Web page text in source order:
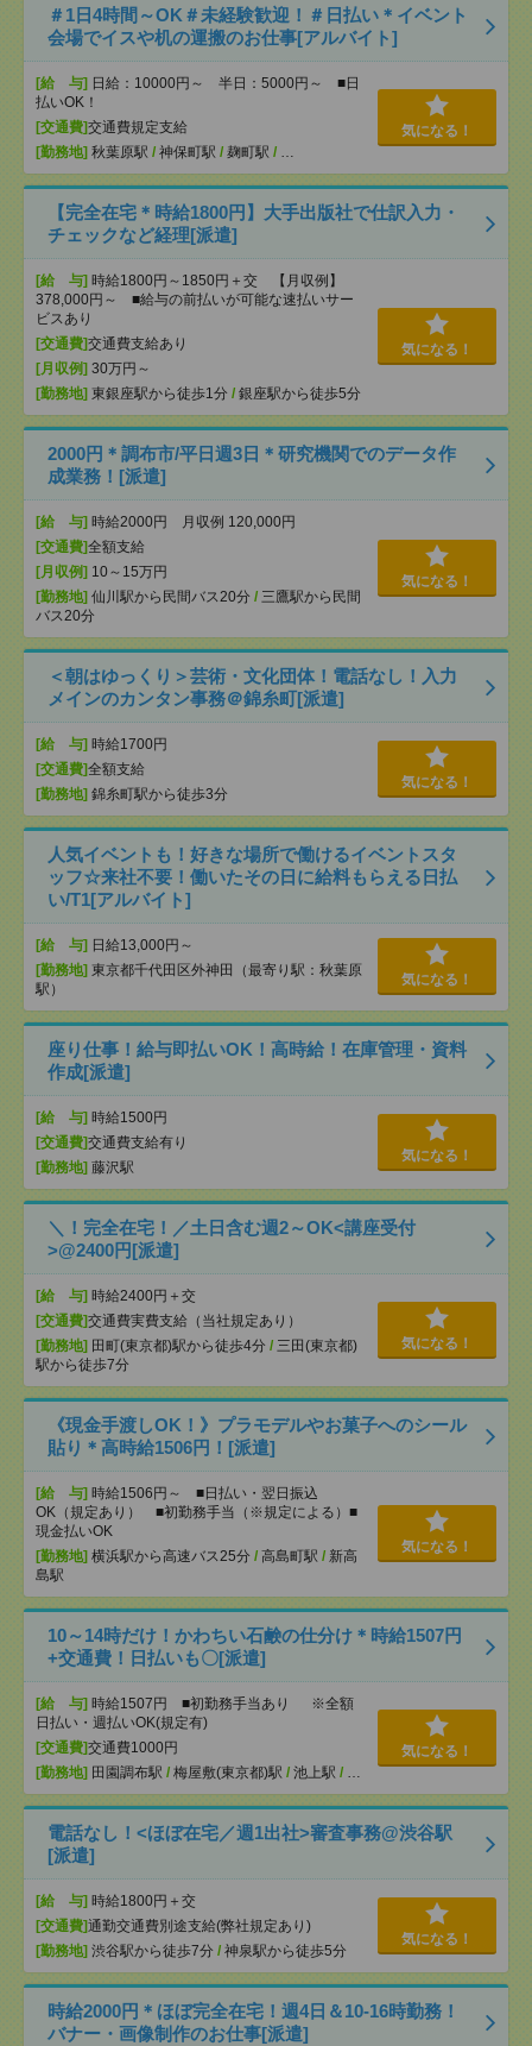
＃1日4時間～OK＃未経験歓迎！＃日払い＊イベント
会場でイスや机の運搬のお仕事[アルバイト]
[給 与] 日給：10000円～ 半日：5000円～ ■日
払いOK！
[交通費]交通費規定支給
[勤務地] 秋葉原駅 / 神保町駅 / 麹町駅 / …
気になる！
【完全在宅＊時給1800円】大手出版社で仕訳入力・
チェックなど経理[派遣]
[給 与] 時給1800円～1850円＋交 【月収例】
378,000円～ ■給与の前払いが可能な速払いサー
ビスあり
[交通費]交通費支給あり
[月収例] 30万円～
[勤務地] 東銀座駅から徒歩1分 / 銀座駅から徒歩5分
気になる！
2000円＊調布市/平日週3日＊研究機関でのデータ作
成業務！[派遣]
[給 与] 時給2000円 月収例 120,000円
[交通費]全額支給
[月収例] 10～15万円
[勤務地] 仙川駅から民間バス20分 / 三鷹駅から民間
バス20分
気になる！
＜朝はゆっくり＞芸術・文化団体！電話なし！入力
メインのカンタン事務＠錦糸町[派遣]
[給 与] 時給1700円
[交通費]全額支給
[勤務地] 錦糸町駅から徒歩3分
気になる！
人気イベントも！好きな場所で働けるイベントスタ
ッフ☆来社不要！働いたその日に給料もらえる日払
い/T1[アルバイト]
[給 与] 日給13,000円～
[勤務地] 東京都千代田区外神田（最寄り駅：秋葉原
駅）
気になる！
座り仕事！給与即払いOK！高時給！在庫管理・資料
作成[派遣]
[給 与] 時給1500円
[交通費]交通費支給有り
[勤務地] 藤沢駅
気になる！
＼！完全在宅！／土日含む週2～OK<講座受付
>@2400円[派遣]
[給 与] 時給2400円＋交
[交通費]交通費実費支給（当社規定あり）
[勤務地] 田町(東京都)駅から徒歩4分 / 三田(東京都)
駅から徒歩7分
気になる！
《現金手渡しOK！》プラモデルやお菓子へのシール
貼り＊高時給1506円！[派遣]
[給 与] 時給1506円～ ■日払い・翌日振込
OK（規定あり） ■初勤務手当（※規定による）■
現金払いOK
[勤務地] 横浜駅から高速バス25分 / 高島町駅 / 新高
島駅
気になる！
10～14時だけ！かわちい石鹸の仕分け＊時給1507円
+交通費！日払いも〇[派遣]
[給 与] 時給1507円 ■初勤務手当あり ※全額
日払い・週払いOK(規定有)
[交通費]交通費1000円
[勤務地] 田園調布駅 / 梅屋敷(東京都)駅 / 池上駅 / …
気になる！
電話なし！<ほぼ在宅／週1出社>審査事務@渋谷駅
[派遣]
[給 与] 時給1800円＋交
[交通費]通勤交通費別途支給(弊社規定あり)
[勤務地] 渋谷駅から徒歩7分 / 神泉駅から徒歩5分
気になる！
時給2000円＊ほぼ完全在宅！週4日＆10-16時勤務！
バナー・画像制作のお仕事[派遣]